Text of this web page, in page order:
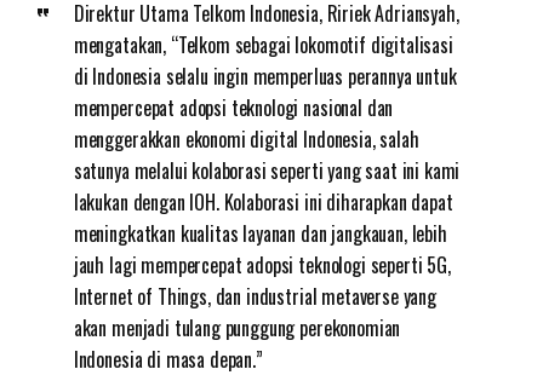
Direktur Utama Telkom Indonesia, Ririek Adriansyah,
mengatakan, “Telkom sebagai lokomotif digitalisasi
di Indonesia selalu ingin memperluas perannya untuk
mempercepat adopsi teknologi nasional dan
menggerakkan ekonomi digital Indonesia, salah
satunya melalui kolaborasi seperti yang saat ini kami
lakukan dengan IOH. Kolaborasi ini diharapkan dapat
meningkatkan kualitas layanan dan jangkauan, lebih
jauh lagi mempercepat adopsi teknologi seperti 5G,
Internet of Things, dan industrial metaverse yang
akan menjadi tulang punggung perekonomian
Indonesia di masa depan.”